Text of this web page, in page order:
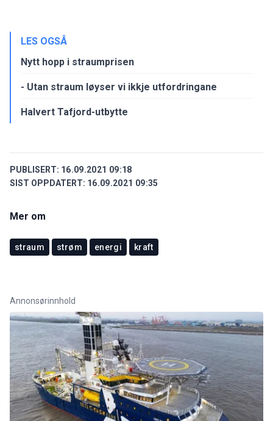
LES OGSÅ
Nytt hopp i straumprisen
- Utan straum løyser vi ikkje utfordringane
Halvert Tafjord-utbytte
PUBLISERT: 16.09.2021 09:18
SIST OPPDATERT: 16.09.2021 09:35
Mer om
straum strøm energi kraft
Annonsørinnhold